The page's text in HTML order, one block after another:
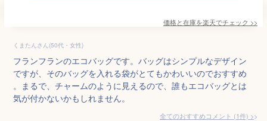
価格と在庫を楽天でチェック >>
くまたんさん(50代・女性)
フランフランのエコバッグです。バッグはシンプルなデザイン
ですが、そのバッグを入れる袋がとてもかわいいのでおすすめ
。まるで、チャームのように見えるので、誰もエコバッグとは
気が付かないかもしれません。
全てのおすすめコメント (1件) >